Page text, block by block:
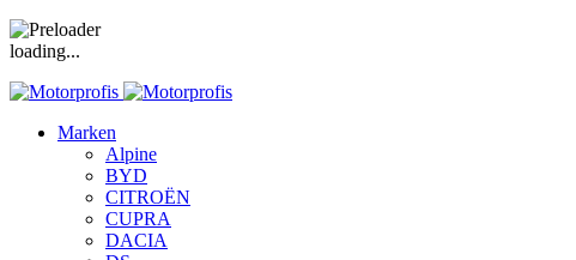
loading...
Marken
Alpine
BYD
CITROËN
CUPRA
DACIA